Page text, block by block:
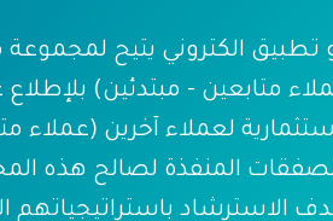
تطبيق الكتروني يتيح لمجموعة
متابعين - مبتدئين)
لعملاء آخرين (عملاء
المنفذة لصالح هذه
الاسترشاد باستراتيجياتهم